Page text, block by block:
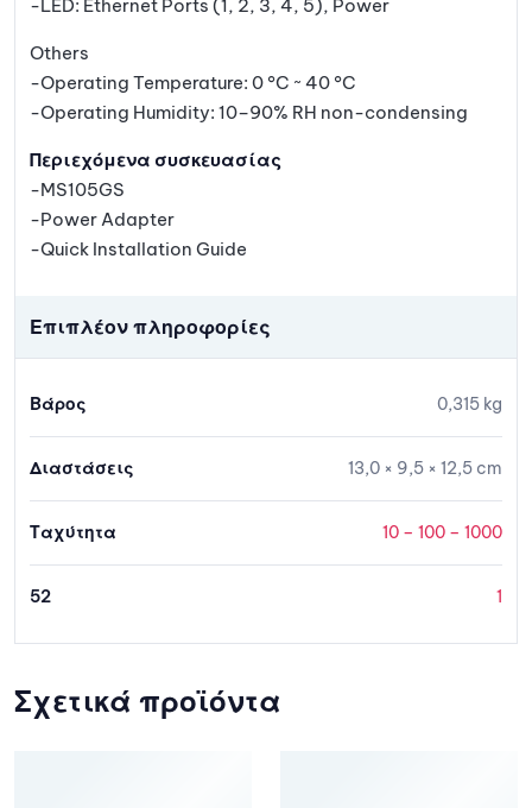
-LED: Ethernet Ports (1, 2, 3, 4, 5), Power
Others
-Operating Temperature: 0 °C ~ 40 °C
-Operating Humidity: 10–90% RH non-condensing
Περιεχόμενα συσκευασίας
-MS105GS
-Power Adapter
-Quick Installation Guide
Επιπλέον πληροφορίες
Βάρος 0,315 kg
Διαστάσεις 13,0 × 9,5 × 12,5 cm
Ταχύτητα 10 – 100 – 1000
52 1
Σχετικά προϊόντα